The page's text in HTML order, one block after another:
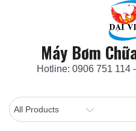
Máy Bơm
Hotline: 0906 751 114